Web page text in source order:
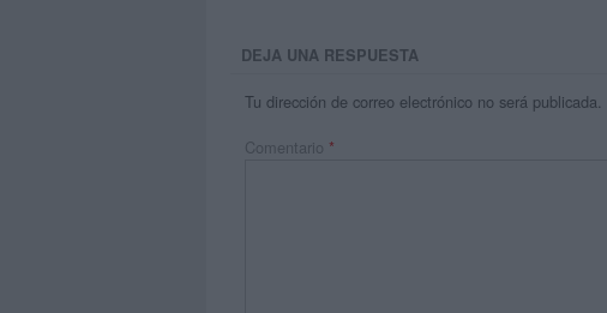
DEJA UNA RESPUESTA
Tu dirección de correo electrónico no será publicada.
Comentario *